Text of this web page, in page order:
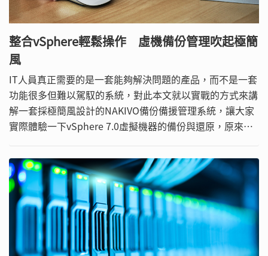
整合vSphere輕鬆操作 虛機備份管理吹起極簡
風
IT人員真正需要的是一套能夠解決問題的產品，而不是一套
功能很多但難以駕馭的系統，對此本文就以實戰的方式來講
解一套採極簡風設計的NAKIVO備份備援管理系統，讓大家
實際體驗一下vSphere 7.0虛擬機器的備份與還原，原來可